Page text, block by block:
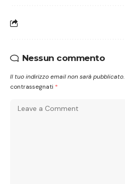
Nessun commento
Il tuo indirizzo email non sarà pubblicato.
contrassegnati *